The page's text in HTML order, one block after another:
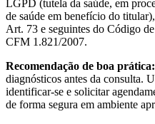
LGPD (tutela da saúde, em
de saúde em benefício do
Art. 73 e seguintes do Código
CFM 1.821/2007.
Recomendação de boa prática:
diagnósticos antes da consulta.
identificar-se e solicitar
de forma segura em ambiente